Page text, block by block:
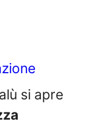
si apre